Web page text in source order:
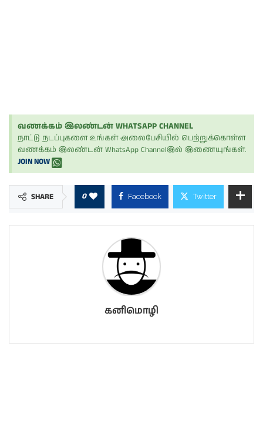
வணக்கம் இலண்டன் WHATSAPP CHANNEL
நாட்டு நடப்புகளை உங்கள் அலைபேசியில் பெற்றுக்கொள்ள
வணக்கம் இலண்டன் WhatsApp Channelஇல் இணையுங்கள்.
JOIN NOW
SHARE 0 Facebook Twitter
கனிமொழி